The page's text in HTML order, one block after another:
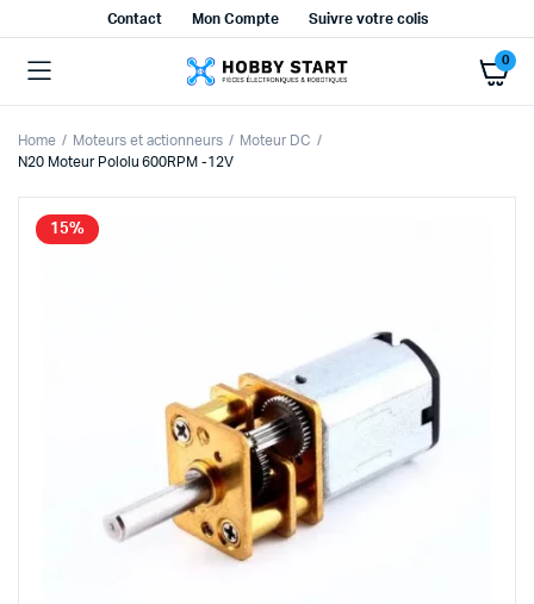
Contact Mon Compte Suivre votre colis
0
Home Moteurs et actionneurs
Moteur DC
N20 Moteur Pololu 600RPM -12V
15%